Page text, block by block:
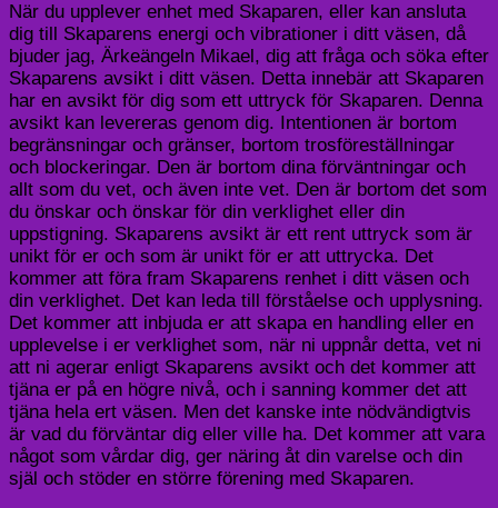
När du upplever enhet med Skaparen, eller kan ansluta
dig till Skaparens energi och vibrationer i ditt väsen, då
bjuder jag, Ärkeängeln Mikael, dig att fråga och söka efter
Skaparens avsikt i ditt väsen. Detta innebär att Skaparen
har en avsikt för dig som ett uttryck för Skaparen. Denna
avsikt kan levereras genom dig. Intentionen är bortom
begränsningar och gränser, bortom trosföreställningar
och blockeringar. Den är bortom dina förväntningar och
allt som du vet, och även inte vet. Den är bortom det som
du önskar och önskar för din verklighet eller din
uppstigning. Skaparens avsikt är ett rent uttryck som är
unikt för er och som är unikt för er att uttrycka. Det
kommer att föra fram Skaparens renhet i ditt väsen och
din verklighet. Det kan leda till förståelse och upplysning.
Det kommer att inbjuda er att skapa en handling eller en
upplevelse i er verklighet som, när ni uppnår detta, vet ni
att ni agerar enligt Skaparens avsikt och det kommer att
tjäna er på en högre nivå, och i sanning kommer det att
tjäna hela ert väsen. Men det kanske inte nödvändigtvis
är vad du förväntar dig eller ville ha. Det kommer att vara
något som vårdar dig, ger näring åt din varelse och din
själ och stöder en större förening med Skaparen.